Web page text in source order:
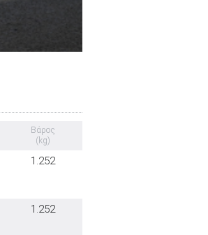
Βάρος
(kg)
1.252
1.252